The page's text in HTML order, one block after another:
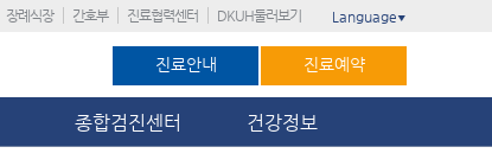
장례식장 간호부 진료협력센터 DKUH둘러보기 Language ▼
진료안내 진료예약
종합검진센터 건강정보